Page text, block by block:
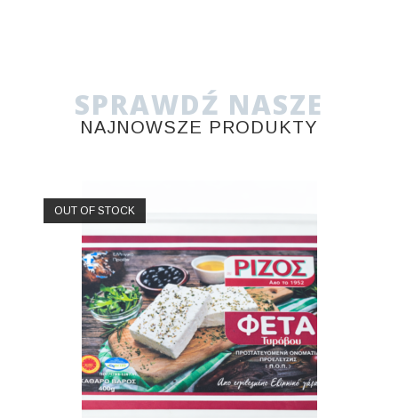
SPRAWDŹ NASZE
NAJNOWSZE PRODUKTY
OUT OF STOCK